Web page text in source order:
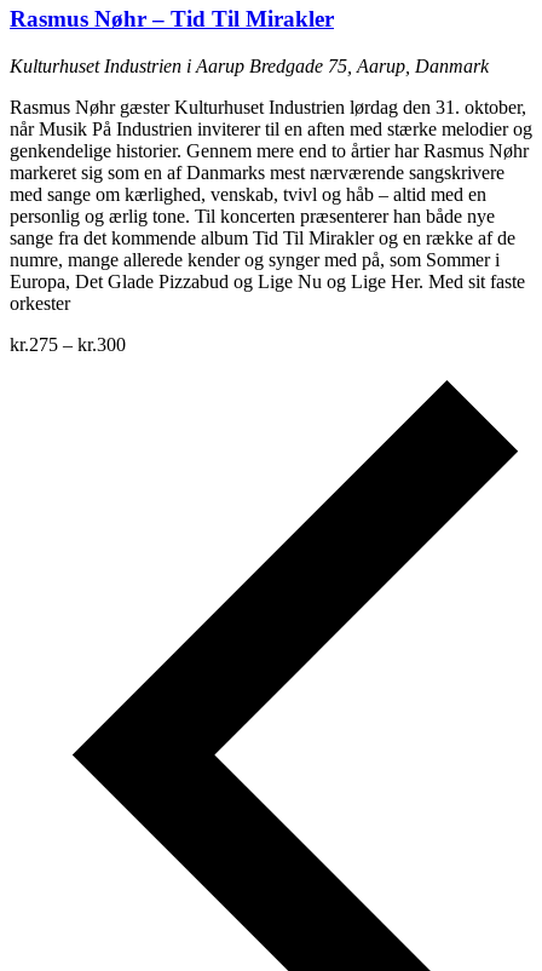
Rasmus Nøhr – Tid Til Mirakler
Kulturhuset Industrien i Aarup Bredgade 75, Aarup, Danmark
Rasmus Nøhr gæster Kulturhuset Industrien lørdag den 31. oktober,
når Musik På Industrien inviterer til en aften med stærke melodier og
genkendelige historier. Gennem mere end to årtier har Rasmus Nøhr
markeret sig som en af Danmarks mest nærværende sangskrivere
med sange om kærlighed, venskab, tvivl og håb – altid med en
personlig og ærlig tone. Til koncerten præsenterer han både nye
sange fra det kommende album Tid Til Mirakler og en række af de
numre, mange allerede kender og synger med på, som Sommer i
Europa, Det Glade Pizzabud og Lige Nu og Lige Her. Med sit faste
orkester
kr.275 – kr.300